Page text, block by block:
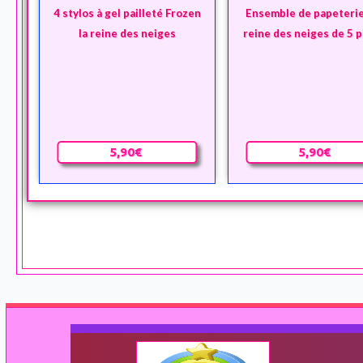
4 stylos à gel pailleté Frozen
la reine des neiges
5,90€
Ensemble de
reine des neiges de 5
5,90€